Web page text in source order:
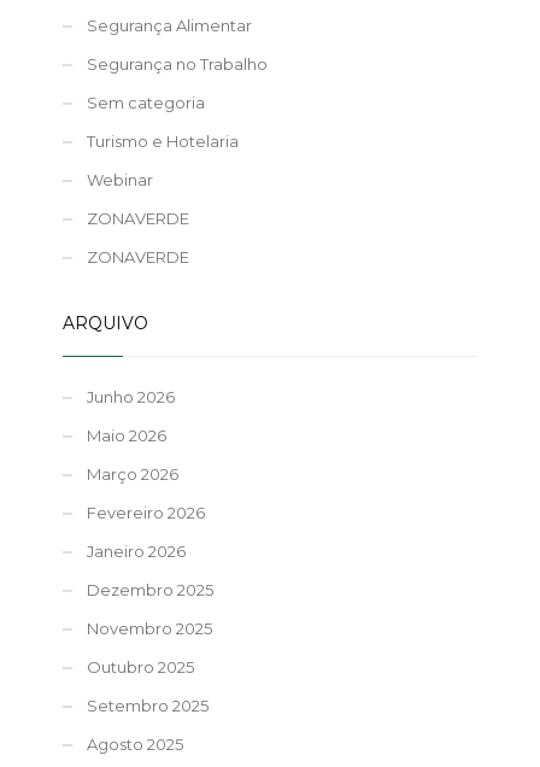
Segurança Alimentar
Segurança no Trabalho
Sem categoria
Turismo e Hotelaria
Webinar
ZONAVERDE
ZONAVERDE
ARQUIVO
Junho 2026
Maio 2026
Março 2026
Fevereiro 2026
Janeiro 2026
Dezembro 2025
Novembro 2025
Outubro 2025
Setembro 2025
Agosto 2025